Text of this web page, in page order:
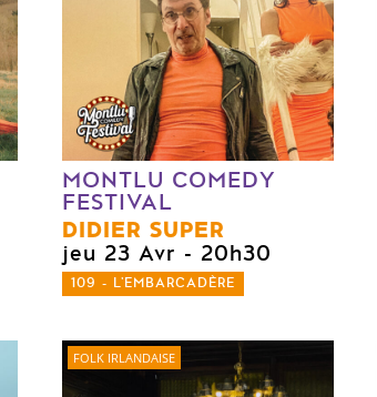
MONTLU COMEDY
FESTIVAL
DIDIER SUPER
jeu 23 Avr - 20h30
109 - L'EMBARCADÈRE
FOLK IRLANDAISE